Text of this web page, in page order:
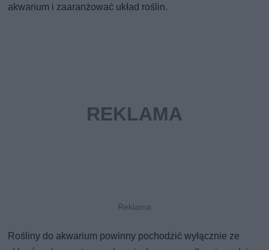
akwarium i zaaranżować układ roślin.
Rośliny do akwarium powinny pochodzić wyłącznie ze